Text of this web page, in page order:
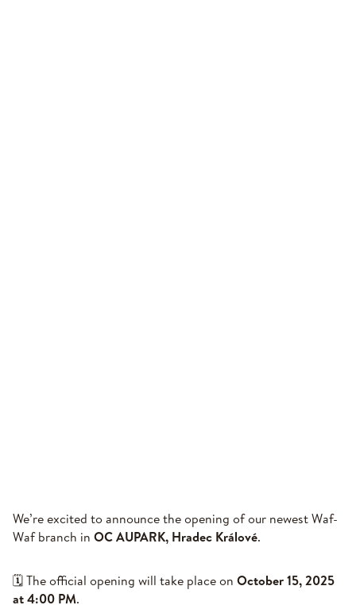
We’re excited to announce the opening of our newest Waf-
Waf branch in OC AUPARK, Hradec Králové.
🗓 The official opening will take place on October 15, 2025
at 4:00 PM.